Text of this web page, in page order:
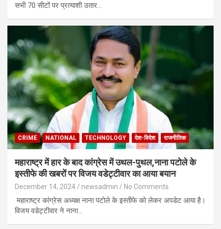
सभी 70 सीटों पर प्रत्याशी उतार…
CRIME NATIONAL TECHNOLOGY देश-विदेश राजनीतिक
महाराष्ट्र में हार के बाद कांग्रेस में उथल-पुथल,नाना पटोले के
इस्तीफे की खबरों पर विजय वडेट्टीवार का आया बयान
December 14, 2024 newsadmin No Comments
महाराष्ट्र कांग्रेस अध्यक्ष नाना पटोले के इस्तीफे को लेकर अपडेट आया है।
विजय वडेट्टीवार ने नाना…